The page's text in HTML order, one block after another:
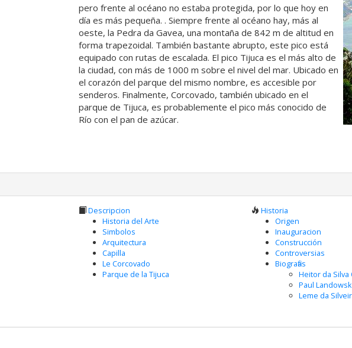
pero frente al océano no estaba protegida, por lo que hoy en
día es más pequeña. . Siempre frente al océano hay, más al
oeste, la Pedra da Gavea, una montaña de 842 m de altitud en
forma trapezoidal. También bastante abrupto, este pico está
equipado con rutas de escalada. El pico Tijuca es el más alto de
la ciudad, con más de 1000 m sobre el nivel del mar. Ubicado en
el corazón del parque del mismo nombre, es accesible por
senderos. Finalmente, Corcovado, también ubicado en el
parque de Tijuca, es probablemente el pico más conocido de
Río con el pan de azúcar.
Descripcion
Historia del Arte
Simbolos
Arquitectura
Capilla
Le Corcovado
Parque de la Tijuca
Historia
Origen
Inauguracion
Construcción
Controversias
Biografias
Heitor da Silva
Paul
Leme da